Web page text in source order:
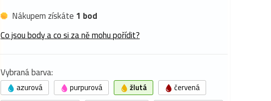
Nákupem získáte 1 bod
Co jsou body a co si za ně mohu pořídit?
Vybraná barva:
azurová purpurová žlutá
červená